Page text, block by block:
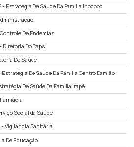
- Estratégia De Saúde Da Família Inocoop
Controle De Endemias
Diretoria Do Caps
De Saúde
Estratégia De Saúde Da Família Centro Damião
De Saúde Da Família Irapé
Farmácia
Social da Saúde
-Vigilância Sanitária
De Educação